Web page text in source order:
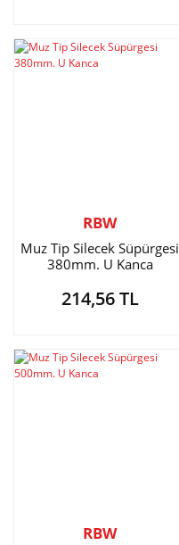
RBW
Muz Tip Silecek Süpürgesi
380mm. U Kanca
214,56 TL
RBW